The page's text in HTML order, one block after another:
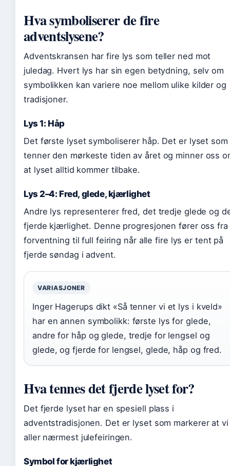
Hva symboliserer de fire
adventslysene?
Adventskransen har fire lys som teller ned mot
juledag. Hvert lys har sin egen betydning, selv om
symbolikken kan variere noe mellom ulike kilder og
tradisjoner.
Lys 1: Håp
Det første lyset symboliserer håp. Det er lyset som
tenner den mørkeste tiden av året og minner oss
at lyset alltid kommer tilbake.
Lys 2–4: Fred, glede, kjærlighet
Andre lys representerer fred, det tredje glede og
fjerde kjærlighet. Denne progresjonen fører oss fra
forventning til full feiring når alle fire lys er tent på
fjerde søndag i advent.
VARIASJONER
Inger Hagerups dikt «Så tenner vi et lys i kveld»
har en annen symbolikk: første lys for glede,
andre for håp og glede, tredje for lengsel og
glede, og fjerde for lengsel, glede, håp og fred.
Hva tennes det fjerde lyset for?
Det fjerde lyset har en spesiell plass i
adventstradisjonen. Det er lyset som markerer at
aller nærmest julefeiringen.
Symbol for kjærlighet